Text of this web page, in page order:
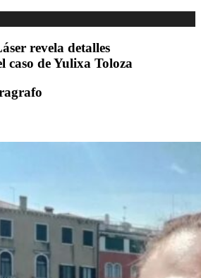
revela detalles
caso de Yulixa Toloza